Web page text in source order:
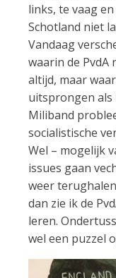
links, te vaag
Schotland niet
Vandaag
waarin de PvdA
altijd, maar
uitsprongen als
Miliband
socialistische
Wel – mogelijk
issues gaan
weer
dan zie ik de
leren.
wel een puzzel